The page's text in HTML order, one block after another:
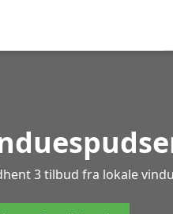
3 tilbud fra lokale